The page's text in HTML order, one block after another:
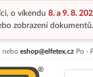
o víkendu 8. a 9. 8.
zobrazení
nebo eshop@elfetex.cz Po -